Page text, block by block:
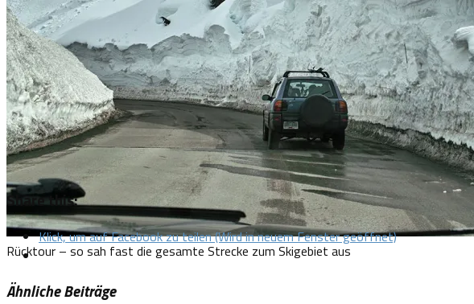
Perfekter Blick auf Mt Baker
Rücktour – so sah fast die gesamte Strecke zum Skigebiet aus
Share this:
Klick, um auf Facebook zu teilen (Wird in neuem Fenster geöffnet)
Ähnliche Beiträge